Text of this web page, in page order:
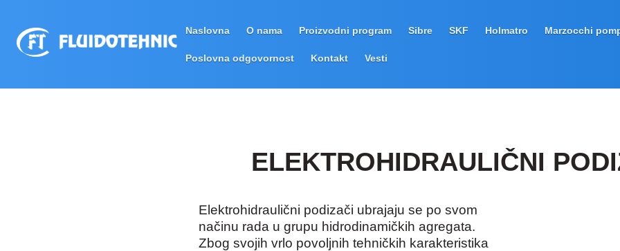
Naslovna O nama Proizvodni program Sibre SKF Holmatro Marzocchi
Poslovna odgovornost Kontakt Vesti
ELEKTROHIDRAULIČNI
Elektrohidraulični podizači ubrajaju se po svom
načinu rada u grupu hidrodinamičkih agregata.
Zbog svojih vrlo povoljnih tehničkih karakteristika